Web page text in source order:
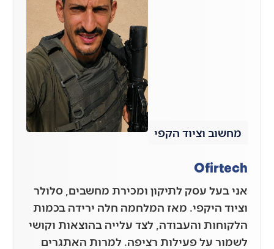
מחשוב וציוד הקפי
Ofirtech
אני בעל עסק לתיקון ומכירת מחשבים, סלולר
וציוד היקפי. מאז המלחמה חלה ירידה בכמות
הלקוחות והעבודה, לצד עלייה בהוצאות וקושי
לשמור על פעילות רציפה. למרות האתגרים